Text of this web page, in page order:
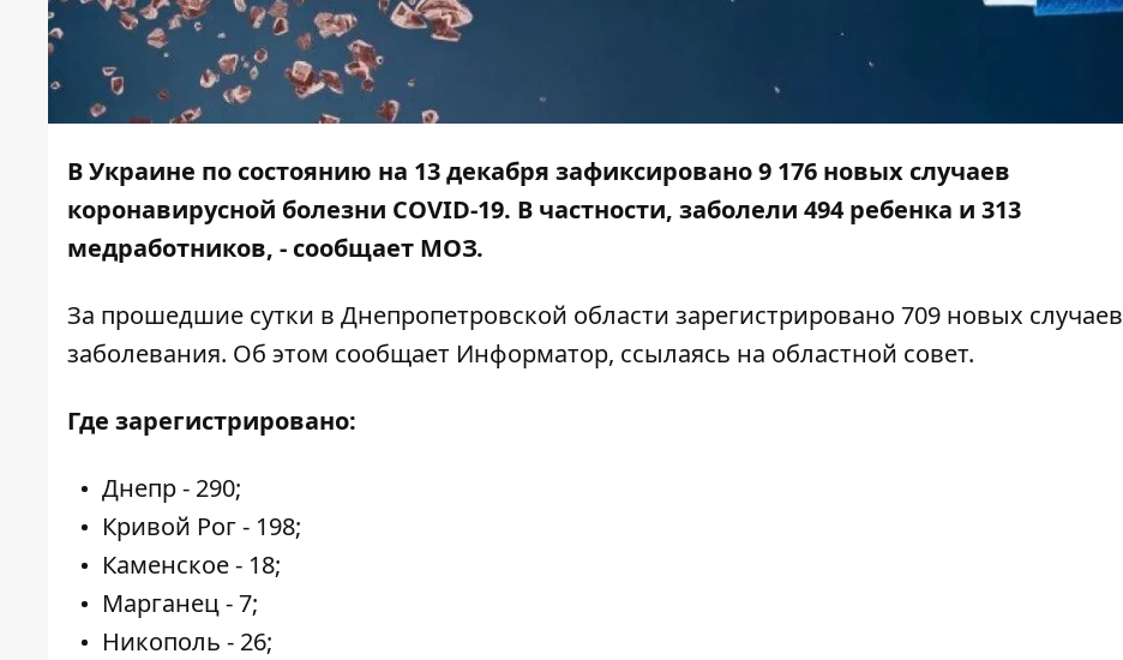
В Украине по состоянию на 13 декабря зафиксировано 9 176 новых случаев
коронавирусной болезни COVID-19. В частности, заболели 494 ребенка и 313
медработников, - сообщает МОЗ.
За прошедшие сутки в Днепропетровской области зарегистрировано 709 новых случаев
заболевания. Об этом сообщает Информатор, ссылаясь на областной совет.
Где зарегистрировано:
Днепр - 290;
Кривой Рог - 198;
Каменское - 18;
Марганец - 7;
Никополь - 26;